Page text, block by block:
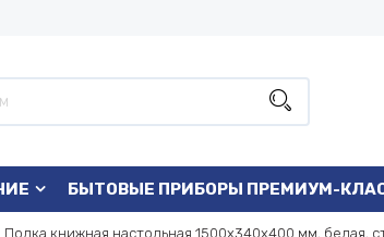
БЫТОВЫЕ ПРИБОРЫ ПРЕМИУМ-
Полка книжная настольная 1500x340x400 мм, белая,